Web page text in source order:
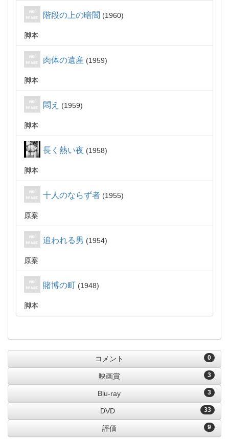
階段の上の暗闇 1960
脚本
肉体の遺産 1959
脚本
悶え 1959
脚本
長く熱い夜 1958
脚本
十人のならず者 1955
原案
追われる男 1954
原案
賭博の町 1948
脚本
0
コメント
3
映画賞
3
Blu-ray
33
DVD
9
評価